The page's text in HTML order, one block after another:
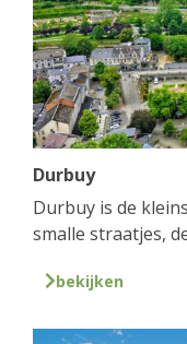
Durbuy
Durbuy is de
smalle straatjes,
bekijken